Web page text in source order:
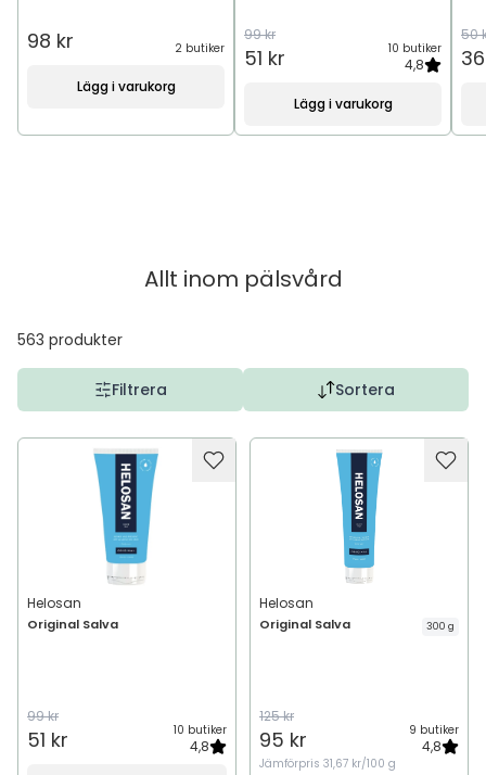
98 kr 2 butiker
Lägg i varukorg
99 kr
51 kr 10 butiker
4,8
Lägg i varukorg
50
Allt inom pälsvård
563 produkter
Filtrera Sortera
Helosan
Original Salva
99 kr
51 kr 10 butiker
4,8
Helosan
Original Salva 300 g
125 kr
95 kr 9 butiker
4,8
Jämförpris 31,67 kr/100 g